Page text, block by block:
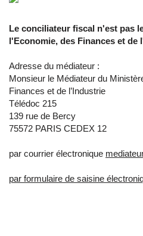
Le conciliateur fiscal n'est pas
l'Economie, des Finances et de
Adresse du médiateur :
Monsieur le Médiateur du
Finances et de l’Industrie
Télédoc 215
139 rue de Bercy
75572 PARIS CEDEX 12
par courrier électronique
par formulaire de saisine